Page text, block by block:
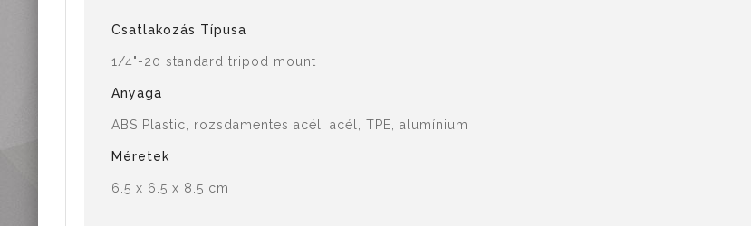
Csatlakozás Típusa
1/4"-20 standard tripod mount
Anyaga
ABS Plastic, rozsdamentes acél, acél, TPE, alumínium
Méretek
6.5 x 6.5 x 8.5 cm